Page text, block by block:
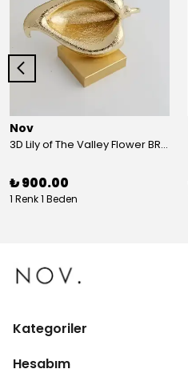
Nov
3D Lily of The Valley Flower BRACELET G
₺ 900.00
1 Renk 1 Beden
Kategoriler
Hesabım